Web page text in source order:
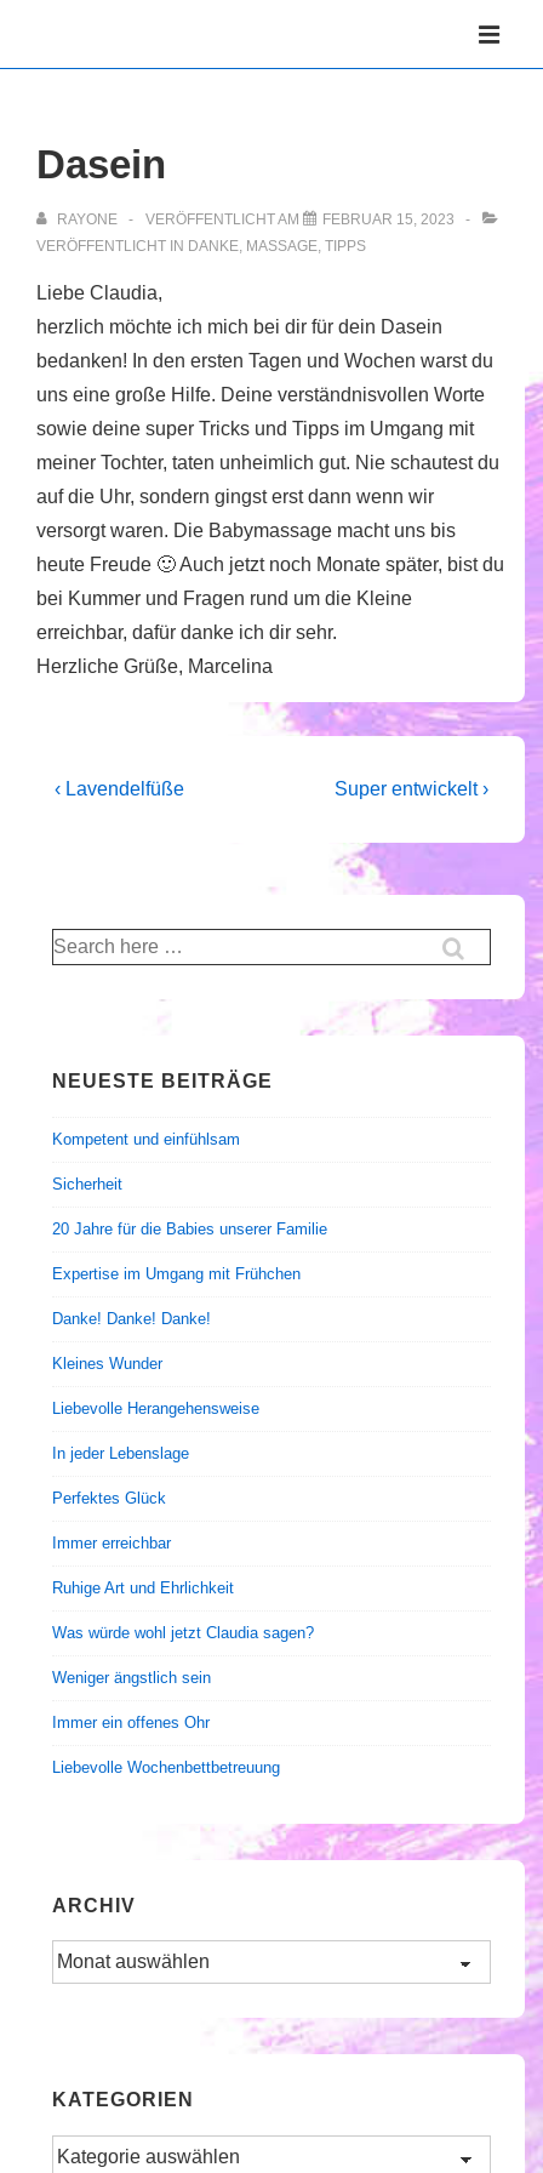
Dasein
RAYONE VERÖFFENTLICHT AM
FEBRUAR 15, 2023
VERÖFFENTLICHT IN DANKE, MASSAGE, TIPPS
Liebe Claudia,
herzlich möchte ich mich bei dir für dein Dasein
bedanken! In den ersten Tagen und Wochen warst du
uns eine große Hilfe. Deine verständnisvollen Worte
sowie deine super Tricks und Tipps im Umgang mit
meiner Tochter, taten unheimlich gut. Nie schautest du
auf die Uhr, sondern gingst erst dann wenn wir
versorgt waren. Die Babymassage macht uns bis
heute Freude 🙂 Auch jetzt noch Monate später, bist du
bei Kummer und Fragen rund um die Kleine
erreichbar, dafür danke ich dir sehr.
Herzliche Grüße, Marcelina
Beitragsnavigation
Vorheriger
‹ Lavendelfüße
Nächster
ist
Super entwickelt ›
Suche
nach:
NEUESTE BEITRÄGE
Kompetent und einfühlsam
Sicherheit
20 Jahre für die Babies unserer Familie
Expertise im Umgang mit Frühchen
Danke! Danke! Danke!
Kleines Wunder
Liebevolle Herangehensweise
In jeder Lebenslage
Perfektes Glück
Immer erreichbar
Ruhige Art und Ehrlichkeit
Was würde wohl jetzt Claudia sagen?
Weniger ängstlich sein
Immer ein offenes Ohr
Liebevolle Wochenbettbetreuung
ARCHIV
Archiv
KATEGORIEN
Kategorien